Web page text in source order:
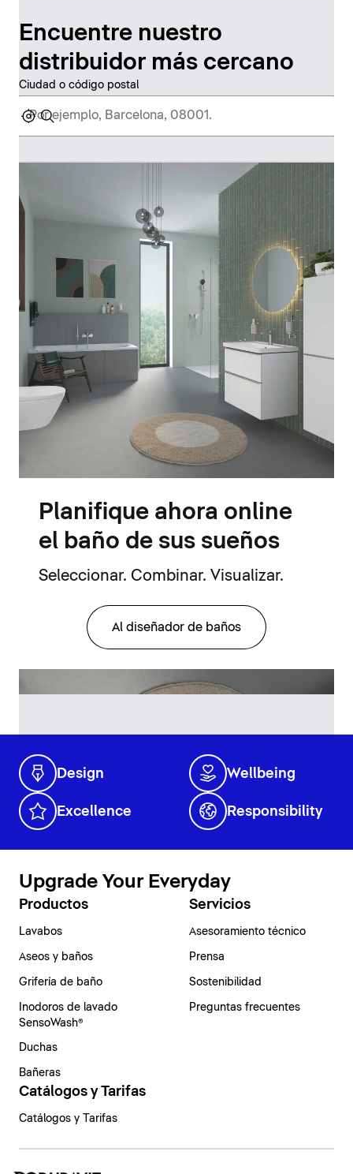
Encuentre nuestro
distribuidor más cercano
Ciudad o código postal
Planifique ahora online
el baño de sus sueños
Seleccionar. Combinar. Visualizar.
Al diseñador de baños
Design Wellbeing
Excellence Responsibility
Upgrade Your Everyday
Productos
Lavabos
Aseos y baños
Grifería de baño
Inodoros de lavado
SensoWash®
Duchas
Bañeras
Servicios
Asesoramiento técnico
Prensa
Sostenibilidad
Preguntas frecuentes
Catálogos y Tarifas
Catálogos y Tarifas